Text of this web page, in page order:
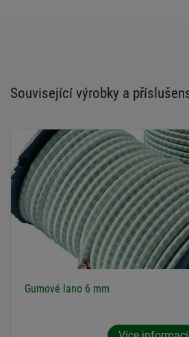
Související výrobky a
Gumové lano 6 mm